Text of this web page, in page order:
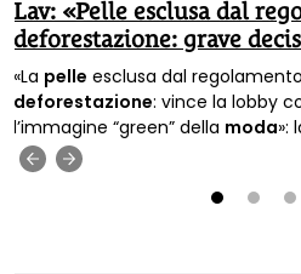
Lav: «Pelle esclusa dal
deforestazione: grave
«La pelle esclusa dal
deforestazione: vince la lobby
l’immagine “green” della moda»: